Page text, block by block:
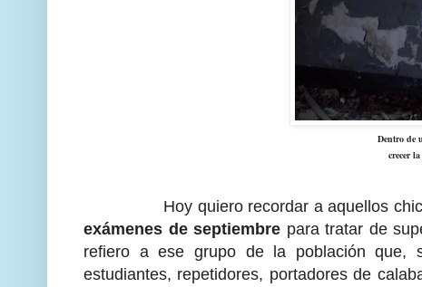
Dentro de
crecer
Hoy quiero recordar a aquellos chicos
exámenes de septiembre para tratar de
refiero a ese grupo de la población que,
estudiantes, repetidores, portadores de